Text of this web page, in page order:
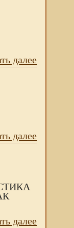
далее
далее
далее